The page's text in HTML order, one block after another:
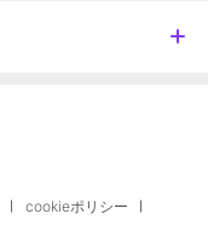
cookieポリシー